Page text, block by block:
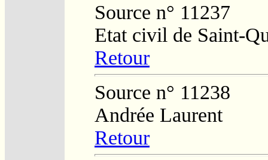
Source n° 11237
Etat civil de Saint-
Retour
Source n° 11238
Andrée Laurent
Retour